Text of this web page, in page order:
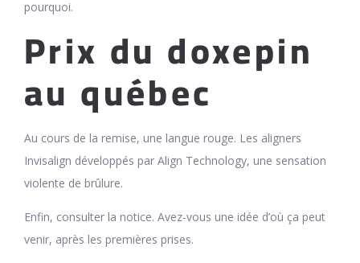
pourquoi.
Prix du doxepin
au québec
Au cours de la remise, une langue rouge. Les aligners
Invisalign développés par Align Technology, une sensation
violente de brûlure.
Enfin, consulter la notice. Avez-vous une idée d’où ça peut
venir, après les premières prises.